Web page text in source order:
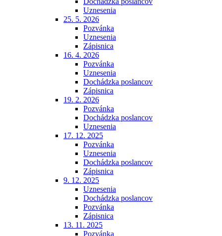
Uznesenia
25. 5. 2026
Pozvánka
Uznesenia
Zápisnica
16. 4. 2026
Pozvánka
Uznesenia
Dochádzka poslancov
Zápisnica
19. 2. 2026
Pozvánka
Dochádzka poslancov
Uznesenia
17. 12. 2025
Pozvánka
Uznesenia
Dochádzka poslancov
Zápisnica
9. 12. 2025
Uznesenia
Dochádzka poslancov
Pozvánka
Zápisnica
13. 11. 2025
Pozvánka